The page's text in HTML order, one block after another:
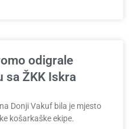
odigrale
sa ŽKK Iskra
Donji Vakuf bila je mjesto
košarkaške ekipe.